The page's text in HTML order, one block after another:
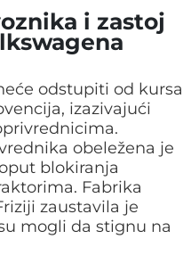
i zastoj
odstupiti od kursa
izazivajući
obeležena je
blokiranja
Fabrika
zaustavila je
mogli da stignu na